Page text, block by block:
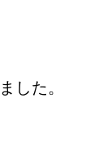
した。